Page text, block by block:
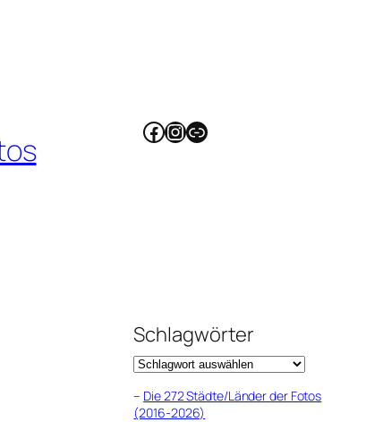
Facebook
Instagram
Link
Schlagwörter
– Die 272 Städte/Länder der Fotos
(2016-2026)